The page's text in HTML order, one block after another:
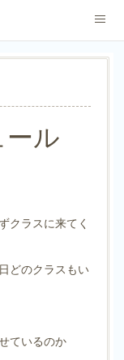
ル
クラスに来てく
どのクラスもい
ているのか